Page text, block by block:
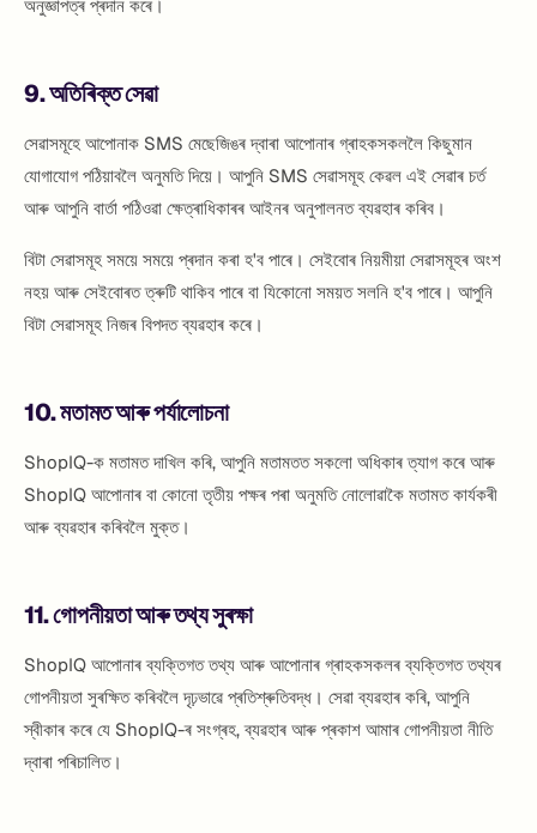
অনুজ্ঞাপত্ৰ প্ৰদান কৰে।
9. অতিৰিক্ত সেৱা
সেৱাসমূহে আপোনাক SMS মেছেজিঙৰ দ্বাৰা আপোনাৰ গ্ৰাহকসকললৈ কিছুমান
যোগাযোগ পঠিয়াবলৈ অনুমতি দিয়ে। আপুনি SMS সেৱাসমূহ কেৱল এই সেৱাৰ চৰ্ত
আৰু আপুনি বাৰ্তা পঠিওৱা ক্ষেত্ৰাধিকাৰৰ আইনৰ অনুপালনত ব্যৱহাৰ কৰিব।
বিটা সেৱাসমূহ সময়ে সময়ে প্ৰদান কৰা হ'ব পাৰে। সেইবোৰ নিয়মীয়া সেৱাসমূহৰ অংশ
নহয় আৰু সেইবোৰত ত্ৰুটি থাকিব পাৰে বা যিকোনো সময়ত সলনি হ'ব পাৰে। আপুনি
বিটা সেৱাসমূহ নিজৰ বিপদত ব্যৱহাৰ কৰে।
10. মতামত আৰু পৰ্যালোচনা
ShopIQ-ক মতামত দাখিল কৰি, আপুনি মতামতত সকলো অধিকাৰ ত্যাগ কৰে আৰু
ShopIQ আপোনাৰ বা কোনো তৃতীয় পক্ষৰ পৰা অনুমতি নোলোৱাকৈ মতামত কাৰ্যকৰী
আৰু ব্যৱহাৰ কৰিবলৈ মুক্ত।
11. গোপনীয়তা আৰু তথ্য সুৰক্ষা
ShopIQ আপোনাৰ ব্যক্তিগত তথ্য আৰু আপোনাৰ গ্ৰাহকসকলৰ ব্যক্তিগত তথ্যৰ
গোপনীয়তা সুৰক্ষিত কৰিবলৈ দৃঢ়ভাৱে প্ৰতিশ্ৰুতিবদ্ধ। সেৱা ব্যৱহাৰ কৰি, আপুনি
স্বীকাৰ কৰে যে ShopIQ-ৰ সংগ্ৰহ, ব্যৱহাৰ আৰু প্ৰকাশ আমাৰ গোপনীয়তা নীতি
দ্বাৰা পৰিচালিত।